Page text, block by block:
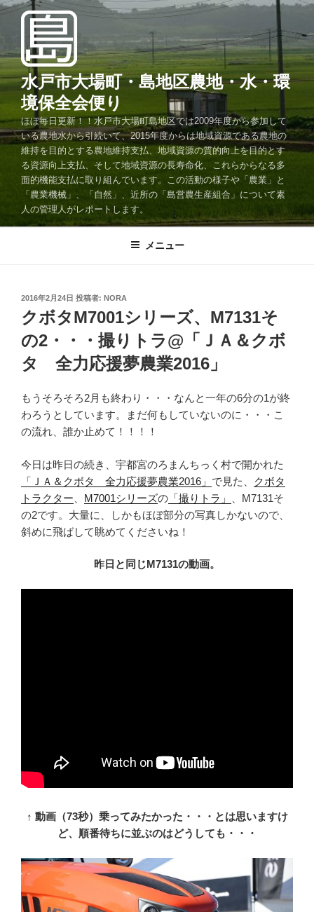
コ
ン
ツ
キ
ッ
水戸市大場町・島地区農地・水・環
境保全会便り
ほぼ毎日更新！！水戸市大場町島地区では2009年度から参加して
いる農地水から引続いて、2015年度からは地域資源である農地の
維持を目的とする農地維持支払、地域資源の質的向上を目的とす
る資源向上支払、そして地域資源の長寿命化、これらからなる多
面的機能支払に取り組んでいます。この活動の様子や「農業」と
「農業機械」、「自然」、近所の「島営農生産組合」について素
人の管理人がレポートします。
メニュー
投
日:
2016年2月24日 投稿者: NORA
クボタM7001シリーズ、M7131そ
の2・・・撮りトラ@「ＪＡ＆クボ
タ 全力応援夢農業2016」
もうそろそろ2月も終わり・・・なんと一年の6分の1が終
わろうとしています。まだ何もしていないのに・・・こ
の流れ、誰か止めて！！！！
今日は昨日の続き、宇都宮のろまんちっく村で開かれた
「ＪＡ＆クボタ 全力応援夢農業2016」 で見た、
クボタ
トラクター
M7001シリーズの 「撮りトラ」
、M7131そ
の2です。大量に、しかもほぼ部分の写真しかないので、
斜めに飛ばして眺めてくださいね！
昨日と同じM7131の動画。
↑ 動画（73秒）乗ってみたかった・・・とは思いますけ
ど、順番待ちに並ぶのはどうしても・・・